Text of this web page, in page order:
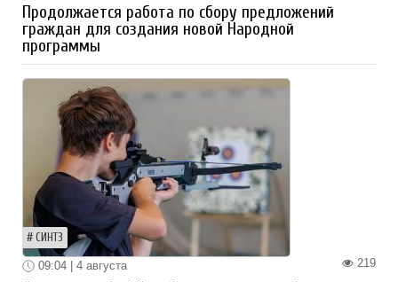
Продолжается работа по сбору предложений
граждан для создания новой Народной
программы
СИНТЗ
219
09:04 | 4 августа